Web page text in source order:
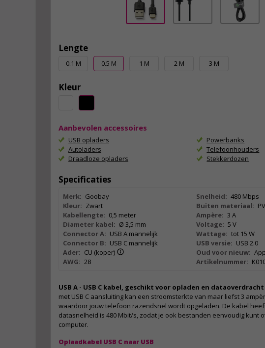
Lengte
0.1 M 0.5 M 1 M 2 M 3 M
Kleur
Aanbevolen accessoires
USB opladers
Autoladers
Draadloze opladers
Powerbanks
Telefoonhouders
Stekkerdozen
Specificaties
Merk: Goobay
Kleur: Zwart
Kabellengte: 0,5 meter
Diameter kabel: Ø 3,5 mm
Connector A: USB A mannelijk
Connector B: USB C mannelijk
Ader: CU (koper)
AWG: 28
Snelheid: 480 Mbps
Buiten materiaal:
Ampère: 3 A
Voltage: 5 V
Wattage: tot 15 W
USB versie: USB 2.0
Oud voor nieuw:
Artikelnummer:
USB A - USB C kabel, geschikt voor opladen en dataoverdracht
met USB C aansluiting kan een stroomsterkte van maar liefst 3
waardoor jouw telefoon razendsnel wordt opgeladen. De kabel heeft
datasnelheid is 480 Mbit/s, zodat je ook bestanden eenvoudig kunt
computer.
Oplaadkabel USB C naar USB